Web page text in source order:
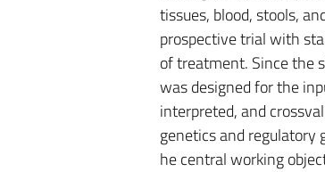
tissues, blood, stools,
prospective trial with
of treatment. Since the
was designed for the
interpreted, and
genetics and regulatory
he central working